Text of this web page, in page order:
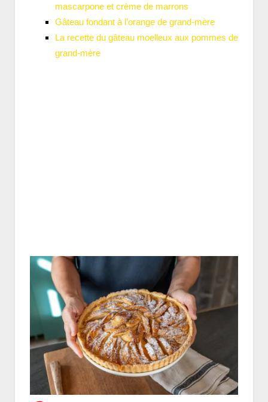
mascarpone et crème de marrons
Gâteau fondant à l’orange de grand-mère
La recette du gâteau moelleux aux pommes de
grand-mère